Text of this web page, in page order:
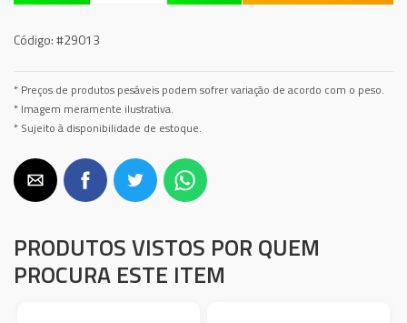
Código:#29013
* Preços de produtos pesáveis podem sofrer variação de acordo com o peso.
* Imagem meramente ilustrativa.
* Sujeito à disponibilidade de estoque.
PRODUTOS VISTOS POR QUEM
PROCURA ESTE ITEM